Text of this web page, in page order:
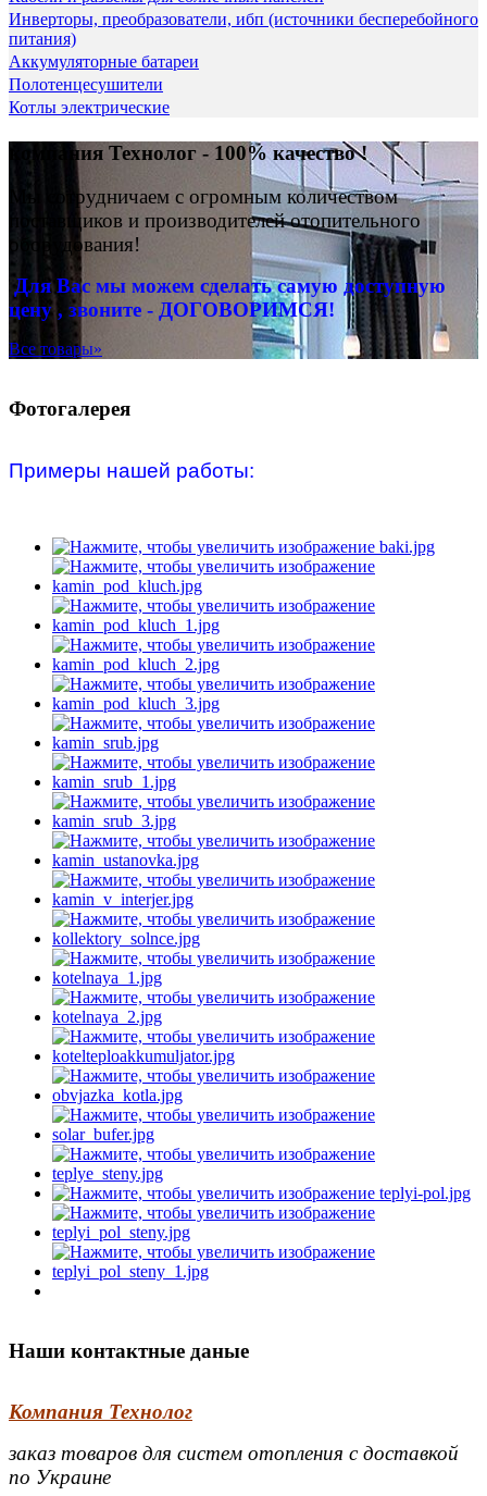
Инверторы, преобразователи, ибп (источники бесперебойного
питания)
Аккумуляторные батареи
Полотенцесушители
Котлы электрические
компания Технолог - 100% качество !
Мы сотрудничаем с огромным количеством
поставщиков и производителей отопительного
оборудования!
Для Вас мы можем сделать самую доступную
цену , звоните - ДОГОВОРИМСЯ!
Все товары»
Фотогалерея
Примеры нашей работы:
Наши контактные даные
Компания Технолог
заказ товаров для систем отопления с доставкой
по Украине